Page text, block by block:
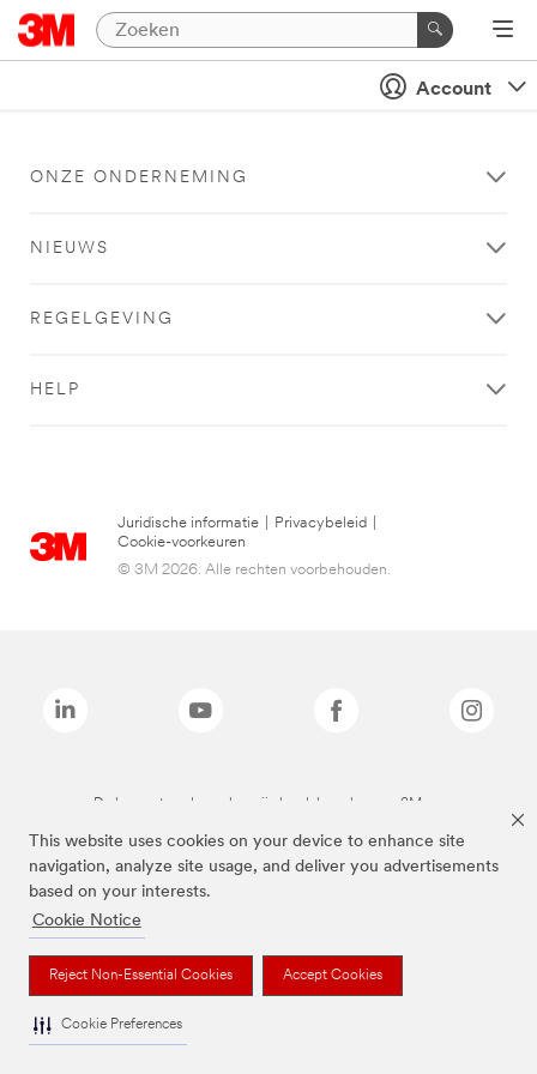
This website uses cookies on your device to enhance site
navigation, analyze site usage, and deliver you advertisements
based on your interests.
Cookie Notice
Reject Non-Essential Cookies Accept Cookies
Cookie Preferences
Account
ONZE ONDERNEMING
NIEUWS
REGELGEVING
HELP
Juridische informatie Privacybeleid
Cookie-voorkeuren
© 3M 2026. Alle rechten voorbehouden.
De bovenstaande merken zijn handelsmerken van 3M.we